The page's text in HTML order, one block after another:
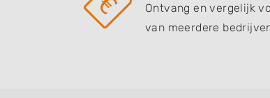
Ontvang en vergelijk
van meerdere